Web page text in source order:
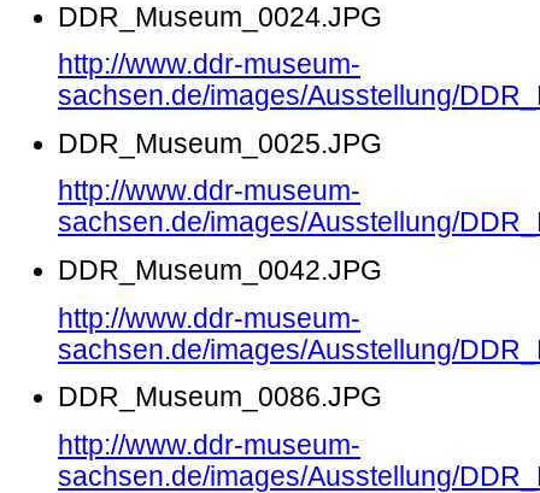
DDR_Museum_0024.JPG
http://www.ddr-museum-
sachsen.de/images/Ausstellung/
DDR_Museum_0025.JPG
http://www.ddr-museum-
sachsen.de/images/Ausstellung/
DDR_Museum_0042.JPG
http://www.ddr-museum-
sachsen.de/images/Ausstellung/
DDR_Museum_0086.JPG
http://www.ddr-museum-
sachsen.de/images/Ausstellung/